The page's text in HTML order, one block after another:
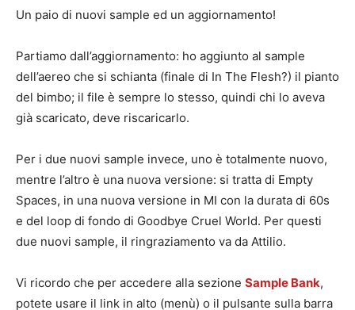
Un paio di nuovi sample ed un aggiornamento!
Partiamo dall’aggiornamento: ho aggiunto al sample
dell’aereo che si schianta (finale di In The Flesh?) il pianto
del bimbo; il file è sempre lo stesso, quindi chi lo aveva
già scaricato, deve riscaricarlo.
Per i due nuovi sample invece, uno è totalmente nuovo,
mentre l’altro è una nuova versione: si tratta di Empty
Spaces, in una nuova versione in MI con la durata di 60s
e del loop di fondo di Goodbye Cruel World. Per questi
due nuovi sample, il ringraziamento va da Attilio.
Vi ricordo che per accedere alla sezione Sample Bank,
potete usare il link in alto (menù) o il pulsante sulla barra